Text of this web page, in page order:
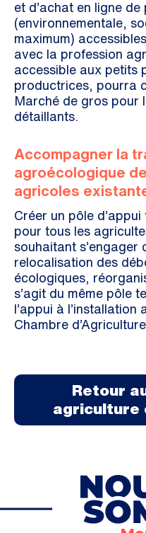
et d’achat en ligne
(environnementale,
maximum)
avec la profession
accessible aux petits
productrices, pourra
Marché de gros pour
détaillants.
Accompagner la
agroécologique
agricoles
Créer un pôle
pour tous les
souhaitant s’engager
relocalisation des
écologiques,
s’agit du même pôle
l’appui à l’installation
Chambre
Retour
agriculture